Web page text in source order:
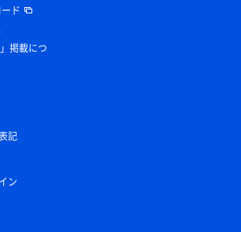
ド
掲載につ
記
ン